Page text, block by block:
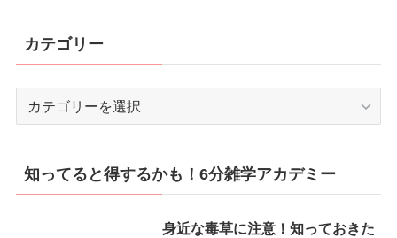
カテゴリー
リ
ー
知ってると得するかも！6分雑学アカデミー
身近な毒草に注意！知っておきた